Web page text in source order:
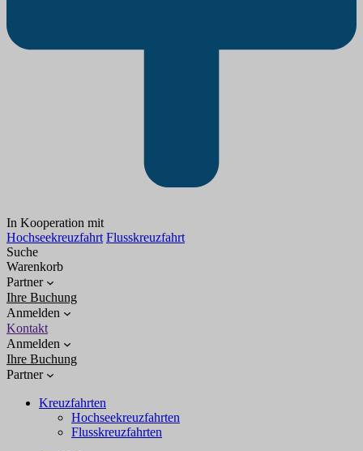
In Kooperation mit
Hochseekreuzfahrt Flusskreuzfahrt
Suche
Warenkorb
Partner
Ihre Buchung
Anmelden
Kontakt
Anmelden
Ihre Buchung
Partner
Kreuzfahrten
Hochseekreuzfahrten
Flusskreuzfahrten